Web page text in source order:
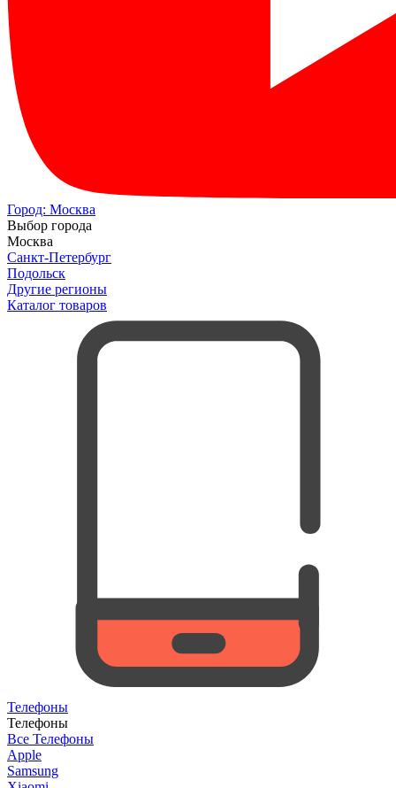
Город: Москва
Выбор города
Москва
Санкт-Петербург
Подольск
Другие регионы
Каталог товаров
Телефоны
Телефоны
Все Телефоны
Apple
Samsung